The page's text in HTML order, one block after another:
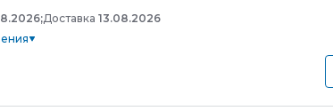
Доставка 13.08.2026